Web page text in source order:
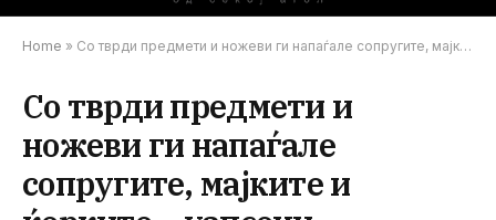
Home » Со тврди предмети и ножеви ги напаѓале сопругите, мајките и ќерките – уапсени седуммина насилници
Со тврди предмети и
ножеви ги напаѓале
сопругите, мајките и